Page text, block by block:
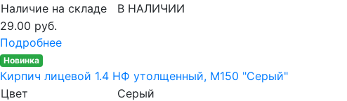
Наличие на складе
В НАЛИЧИИ
29.00 руб.
Подробнее
Новинка
Кирпич лицевой 1.4 НФ утолщенный, M150 "Серый"
Цвет
Серый